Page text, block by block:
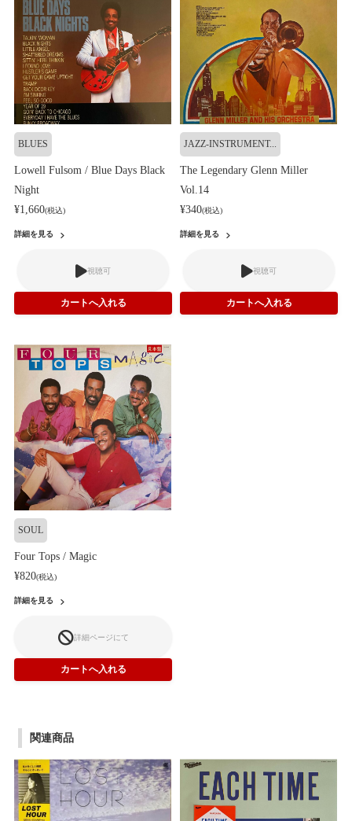
BLUES
Lowell Fulsom / Blue Days Black
Night
¥1,660(税込)
詳細を見る
視聴可
JAZZ-INSTRUMENT...
The Legendary Glenn Miller
Vol.14
¥340(税込)
詳細を見る
視聴可
SOUL
Four Tops / Magic
¥820(税込)
詳細を見る
詳細ページにて
関連商品